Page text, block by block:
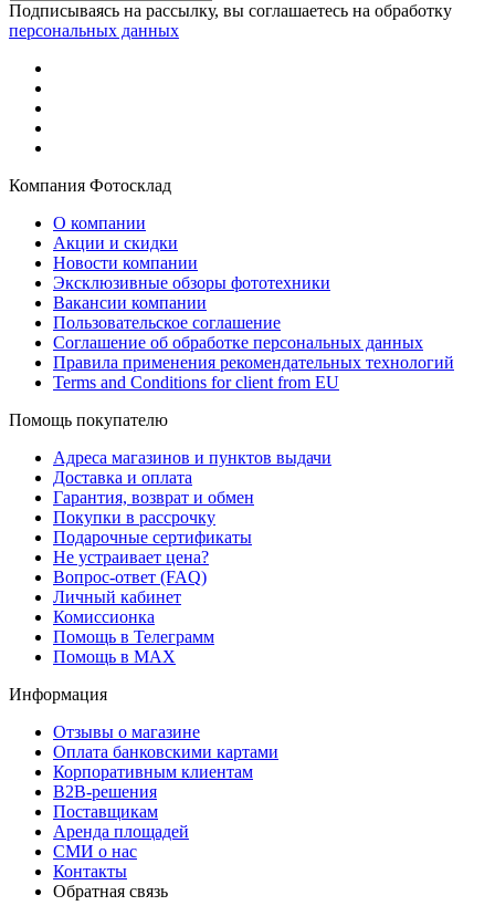
Подписываясь на рассылку, вы соглашаетесь на обработку
персональных данных
Компания Фотосклад
О компании
Акции и скидки
Новости компании
Эксклюзивные обзоры фототехники
Вакансии компании
Пользовательское соглашение
Соглашение об обработке персональных данных
Правила применения рекомендательных технологий
Terms and Conditions for client from EU
Помощь покупателю
Адреса магазинов и пунктов выдачи
Доставка и оплата
Гарантия, возврат и обмен
Покупки в рассрочку
Подарочные сертификаты
Не устраивает цена?
Вопрос-ответ (FAQ)
Личный кабинет
Комиссионка
Помощь в Телеграмм
Помощь в MAX
Информация
Отзывы о магазине
Оплата банковскими картами
Корпоративным клиентам
B2B-решения
Поставщикам
Аренда площадей
СМИ о нас
Контакты
Обратная связь